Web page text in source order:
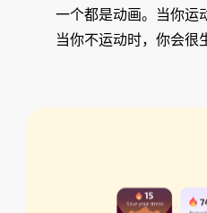
一个都是动画。当你运
当你不运动时，你会很